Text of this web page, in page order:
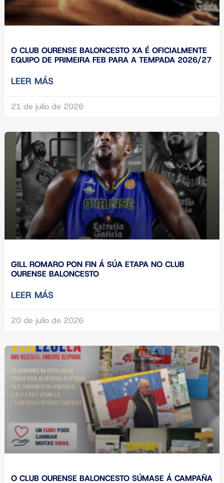
O CLUB OURENSE BALONCESTO XA É OFICIALMENTE
EQUIPO DE PRIMEIRA FEB PARA A TEMPADA 2026/27
LEER MÁS
21 de julio de 2026
GILL ROMARO PON FIN Á SÚA ETAPA NO CLUB
OURENSE BALONCESTO
LEER MÁS
20 de julio de 2026
O CLUB OURENSE BALONCESTO SÚMASE Á CAMPAÑA